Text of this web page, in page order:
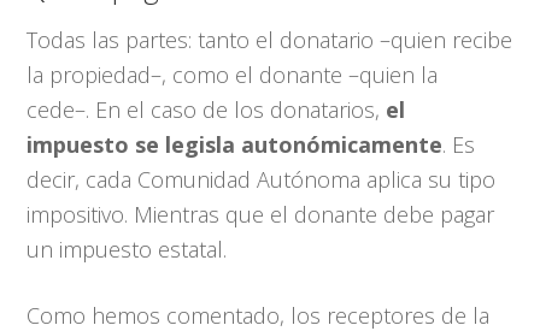
Todas las partes: tanto el donatario –quien recibe
la propiedad–, como el donante –quien la
cede–. En el caso de los donatarios, el
impuesto se legisla autonómicamente. Es
decir, cada Comunidad Autónoma aplica su tipo
impositivo. Mientras que el donante debe pagar
un impuesto estatal.
Como hemos comentado, los receptores de la